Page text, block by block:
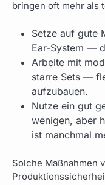
bringen oft mehr als
Setze auf gute
Ear-System —
Arbeite mit
starre Sets —
aufzubauen.
Nutze ein gut
wenigen, aber
ist manchmal
Solche Maßnahmen